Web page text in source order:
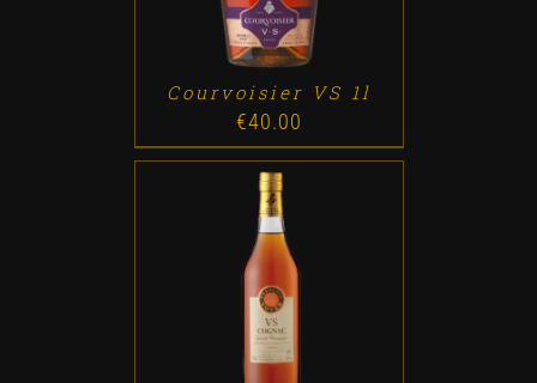
Courvoisier VS 1l
€40.00
ADD TO CART /